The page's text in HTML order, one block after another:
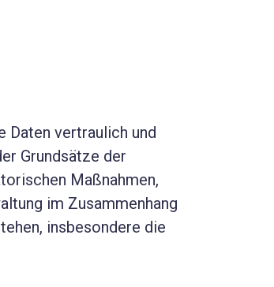
Daten vertraulich und
Grundsätze der
Maßnahmen,
im Zusammenhang
insbesondere die